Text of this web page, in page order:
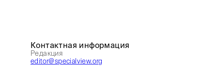
Контактная информация
Редакция
editor@specialview.org